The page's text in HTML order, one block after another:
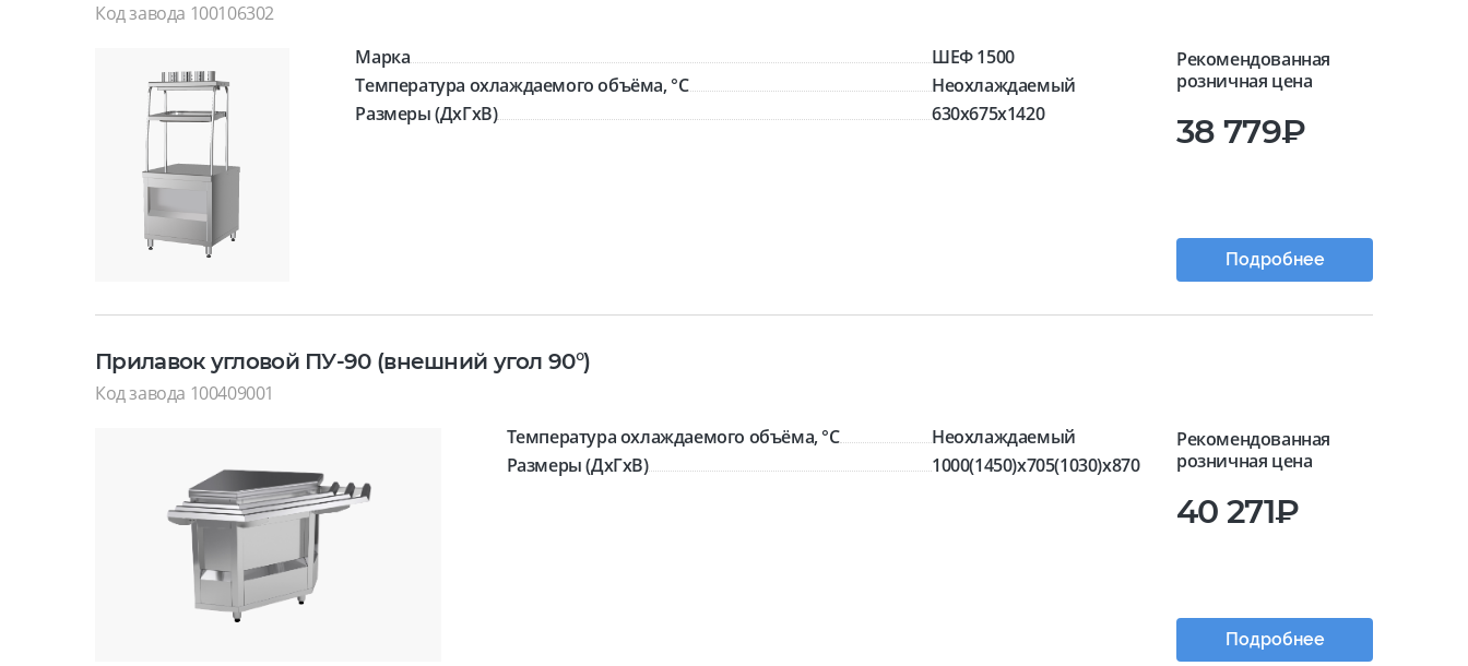
Код завода 100106302
Марка
ШЕФ 1500
Температура охлаждаемого объёма, °C
Неохлаждаемый
Размеры (ДхГхВ)
630x675x1420
Рекомендованная
розничная цена
38 779₽
Подробнее
Прилавок угловой ПУ-90 (внешний угол 90°)
Код завода 100409001
Температура охлаждаемого объёма, °C
Неохлаждаемый
Размеры (ДхГхВ)
1000(1450)x705(1030)x870
Рекомендованная
розничная цена
40 271₽
Подробнее